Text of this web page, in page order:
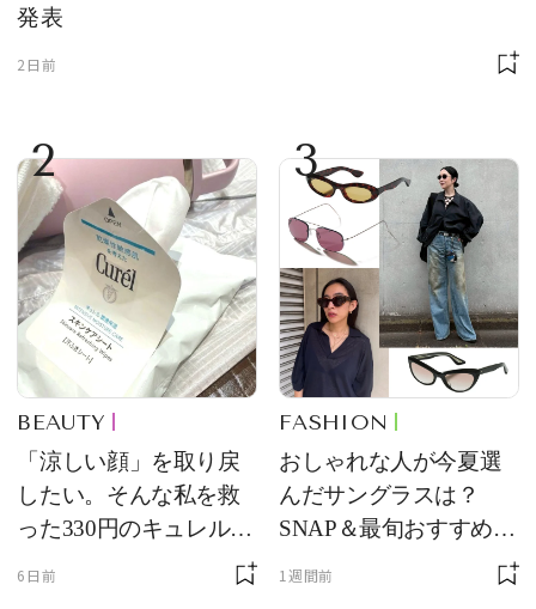
発表
2日前
2
BEAUTY
「涼しい顔」を取り戻
したい。そんな私を救
った330円のキュレル名
6日前
3
FASHION
おしゃれな人が今夏選
んだサングラスは？
SNAP＆最旬おすすめサ
1週間前